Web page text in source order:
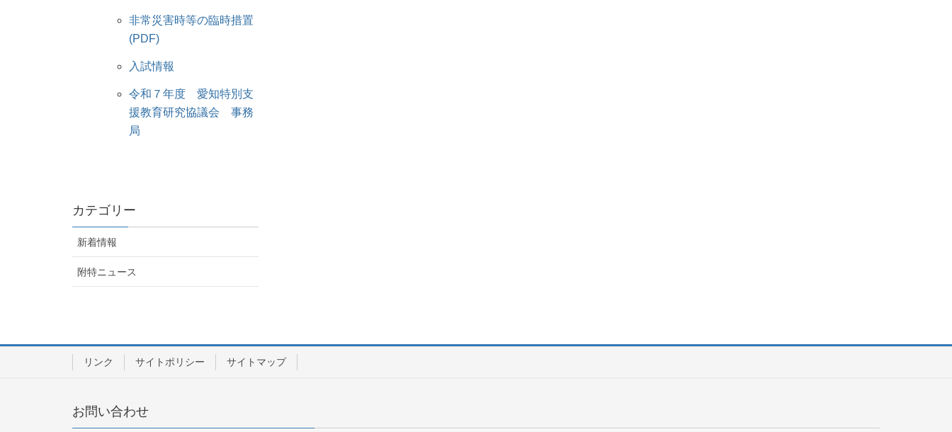
非常災害時等の臨時措置
(PDF)
入試情報
令和７年度 愛知特別支
援教育研究協議会 事務
局
カテゴリー
新着情報
附特ニュース
リンク サイトポリシー サイトマップ
お問い合わせ